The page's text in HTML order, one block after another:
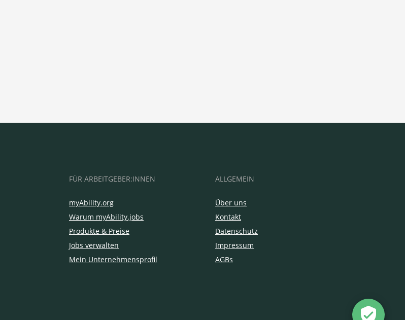
FÜR ARBEITGEBER:INNEN
myAbility.org
Warum myAbility.jobs
Produkte & Preise
Jobs verwalten
Mein Unternehmensprofil
ALLGEMEIN
Über uns
Kontakt
Datenschutz
Impressum
AGBs